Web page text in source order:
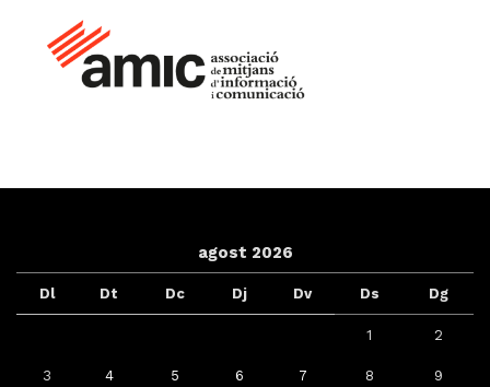
agost 2026
Dl Dt Dc Dj Dv Ds Dg
1 2
3 4 5 6 7 8 9